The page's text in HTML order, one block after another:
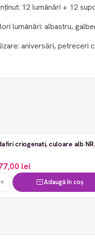
12 lumânări + 12
lumânări: albastru,
aniversări, petreceri
criogenati, culoare alb
lei
Adaugă în coș